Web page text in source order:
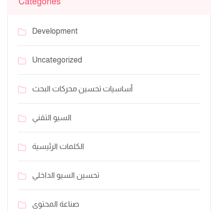
Development
Uncategorized
أساسيات تحسين محركات البحث
السيو التقني
الكلمات الرئيسية
تحسين السيو الداخلي
صناعة المحتوى